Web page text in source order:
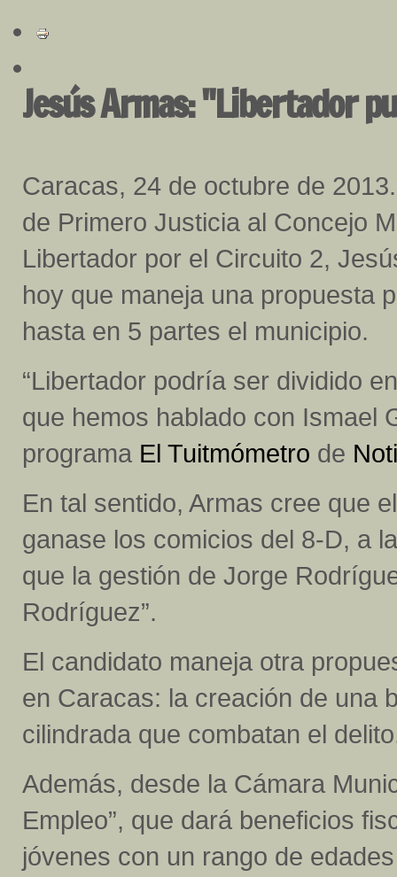
Jesús Armas: "Libertador
Caracas, 24 de octubre de
de Primero Justicia al Concejo
Libertador por el Circuito 2,
hoy que maneja una propuesta
hasta en 5 partes el municipio.
“Libertador podría ser dividido
que hemos hablado con Ismael
programa El Tuitmómetro de
En tal sentido, Armas cree que
ganase los comicios del 8-D, a
que la gestión de Jorge
Rodríguez”.
El candidato maneja otra
en Caracas: la creación de una
cilindrada que combatan el
Además, desde la Cámara
Empleo”, que dará beneficios
jóvenes con un rango de